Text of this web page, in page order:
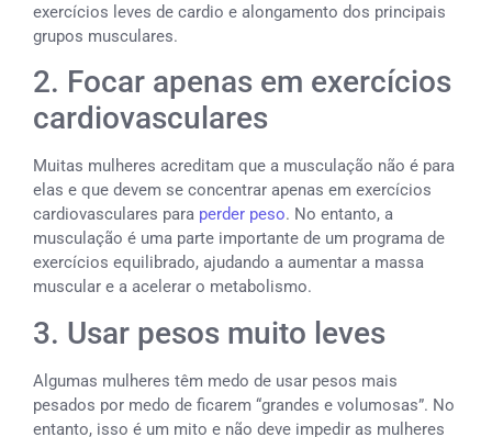
exercícios leves de cardio e alongamento dos principais
grupos musculares.
2. Focar apenas em exercícios
cardiovasculares
Muitas mulheres acreditam que a musculação não é para
elas e que devem se concentrar apenas em exercícios
cardiovasculares para perder peso. No entanto, a
musculação é uma parte importante de um programa de
exercícios equilibrado, ajudando a aumentar a massa
muscular e a acelerar o metabolismo.
3. Usar pesos muito leves
Algumas mulheres têm medo de usar pesos mais
pesados ​​por medo de ficarem “grandes e volumosas”. No
entanto, isso é um mito e não deve impedir as mulheres